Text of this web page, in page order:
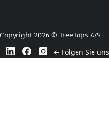
Copyright 2026 © TreeTops A/S
← Folgen Sie uns